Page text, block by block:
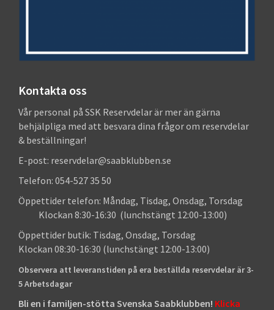
Kontakta oss
Vår personal på SSK Reservdelar är mer än gärna
behjälpliga med att besvara dina frågor om reservdelar
& beställningar!
E-post: reservdelar@saabklubben.se
Telefon: 054-527 35 50
Öppettider telefon: Måndag, Tisdag, Onsdag, Torsdag
Klockan 8:30-16:30 (lunchstängt 12:00-13:00)
Öppettider butik: Tisdag, Onsdag, Torsdag
Klockan 08:30-16:30 (lunchstängt 12:00-13:00)
Observera att leveranstiden på era beställda reservdelar är 3-
5 Arbetsdagar
Bli en i familjen-stötta Svenska Saabklubben! Klicka